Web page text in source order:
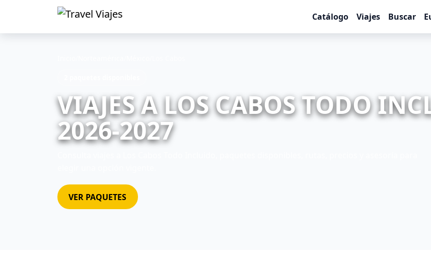
Catálogo Viajes Buscar
VIAJES A LOS CABOS TODO
2026-2027
VER PAQUETES